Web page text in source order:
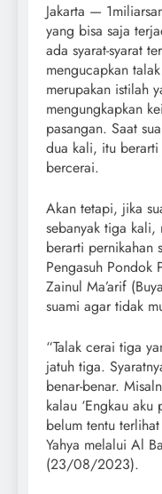
Jakarta —
yang bisa saja
ada syarat-syarat
mengucapkan
merupakan istilah
mengungkapkan
pasangan. Saat
dua kali, itu berarti
bercerai.
Akan tetapi, jika
sebanyak tiga kali,
berarti pernikahan
Pengasuh Pondok
Zainul Ma’arif
suami agar tidak
“Talak cerai tiga
jatuh tiga.
benar-benar.
kalau ‘Engkau
belum tentu
Yahya melalui Al
(23/08/2023).